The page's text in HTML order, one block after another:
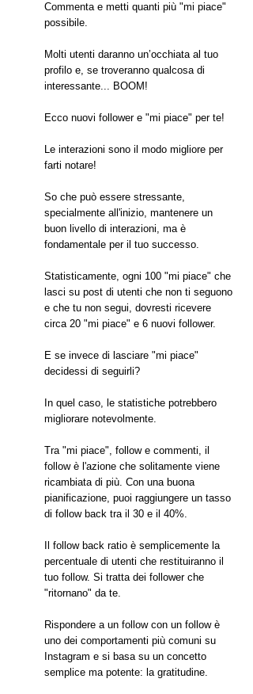
Commenta e metti quanti più "mi piace"
possibile.
Molti utenti daranno un’occhiata al tuo
profilo e, se troveranno qualcosa di
interessante... BOOM!
Ecco nuovi follower e "mi piace" per te!
Le interazioni sono il modo migliore per
farti notare!
So che può essere stressante,
specialmente all'inizio, mantenere un
buon livello di interazioni, ma è
fondamentale per il tuo successo.
Statisticamente, ogni 100 "mi piace" che
lasci su post di utenti che non ti seguono
e che tu non segui, dovresti ricevere
circa 20 "mi piace" e 6 nuovi follower.
E se invece di lasciare "mi piace"
decidessi di seguirli?
In quel caso, le statistiche potrebbero
migliorare notevolmente.
Tra "mi piace", follow e commenti, il
follow è l'azione che solitamente viene
ricambiata di più. Con una buona
pianificazione, puoi raggiungere un tasso
di follow back tra il 30 e il 40%.
Il follow back ratio è semplicemente la
percentuale di utenti che restituiranno il
tuo follow. Si tratta dei follower che
"ritornano" da te.
Rispondere a un follow con un follow è
uno dei comportamenti più comuni su
Instagram e si basa su un concetto
semplice ma potente: la gratitudine.